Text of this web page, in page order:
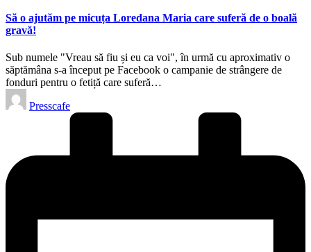
Să o ajutăm pe micuța Loredana Maria care suferă de o boală
gravă!
Sub numele "Vreau să fiu și eu ca voi", în urmă cu aproximativ o
săptămâna s-a început pe Facebook o campanie de strângere de
fonduri pentru o fetiță care suferă…
Posted
by
Presscafe